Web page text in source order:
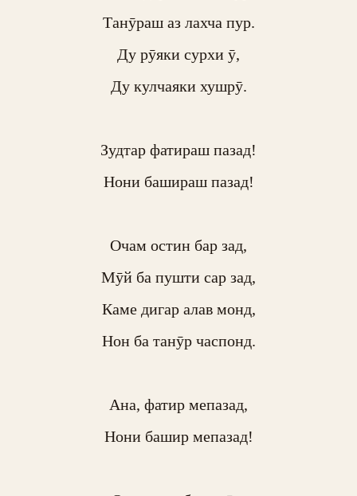
Танӯраш аз лахча пур.
Ду рӯяки сурхи ӯ,
Ду кулчаяки хушрӯ.
Зудтар фатираш пазад!
Нони башираш пазад!
Очам остин бар зад,
Мӯй ба пушти сар зад,
Каме дигар алав монд,
Нон ба танӯр часпонд.
Ана, фатир мепазад,
Нони башир мепазад!